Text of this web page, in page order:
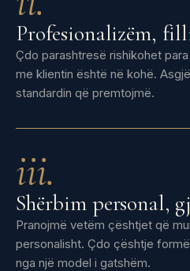
Profesionalizëm,
Çdo parashtresë rishikohet
me klientin është në kohë.
standardin që premtojmë.
iii.
Shërbim personal,
Pranojmë vetëm çështjet që
personalisht. Çdo çështje
nga një model i gatshëm.